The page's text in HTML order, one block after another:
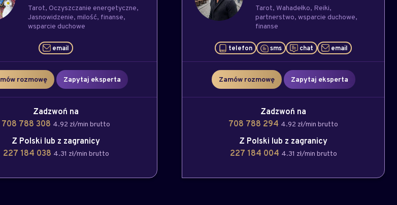
Tarot Oczyszczanie energetyczne
Jasnowidzenie milość finanse
wsparcie duchowe
email
rozmowę Zapytaj eksperta
Zadzwoń na
708 788 308 4.92 zł/min brutto
Z Polski lub z zagranicy
227 184 038 4.31 zł/min brutto
Tarot Wahadełko Reiki
partnerstwo wsparcie duchowe
finanse
telefon sms chat email
Zamów rozmowę Zapytaj eksperta
Zadzwoń na
708 788 294 4.92 zł/min brutto
Z Polski lub z zagranicy
227 184 004 4.31 zł/min brutto